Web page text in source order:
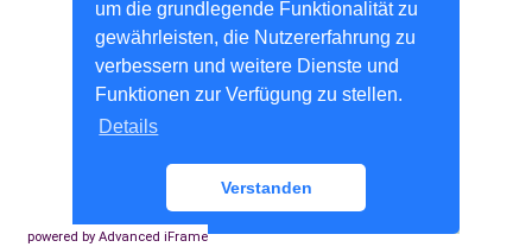
powered by Advanced iFrame